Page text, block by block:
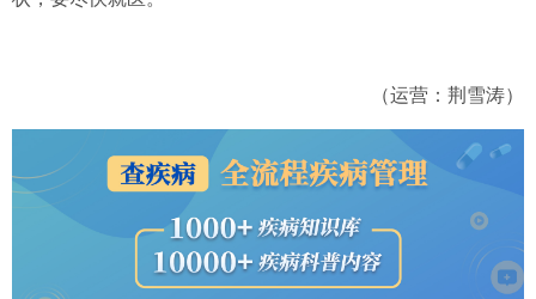
（运营：荆雪涛）